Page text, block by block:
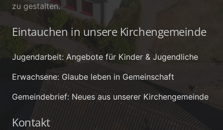
zu gestalten.
Eintauchen in unsere Kirchengemeinde
Jugendarbeit: Angebote für Kinder & Jugendliche
Erwachsene: Glaube leben in Gemeinschaft
Gemeindebrief: Neues aus unserer Kirchengemeinde
Kontakt